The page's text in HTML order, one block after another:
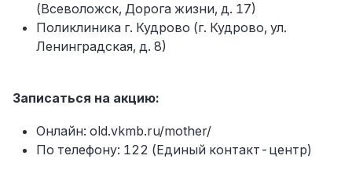
(Всеволожск, Дорога жизни, д. 17)
Поликлиника г. Кудрово (г. Кудрово, ул.
Ленинградская, д. 8)
Записаться на акцию:
Онлайн: old.vkmb.ru/mother/
По телефону: 122 (Единый контакт-центр)